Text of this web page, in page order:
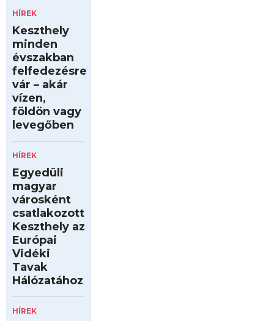
HÍREK
Keszthely
minden
évszakban
felfedezésre
vár – akár
vízen,
földön vagy
levegőben
HÍREK
Egyedüli
magyar
városként
csatlakozott
Keszthely az
Európai
Vidéki
Tavak
Hálózatához
HÍREK